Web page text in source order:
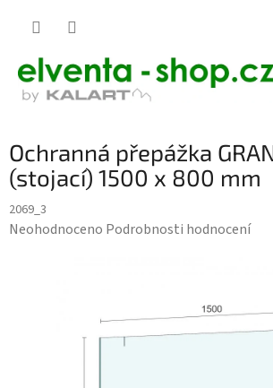
Ochranná přepážka
(stojací) 1500 x 800 mm
2069_3
Průměrné
Neohodnoceno Podrobnosti hodnocení